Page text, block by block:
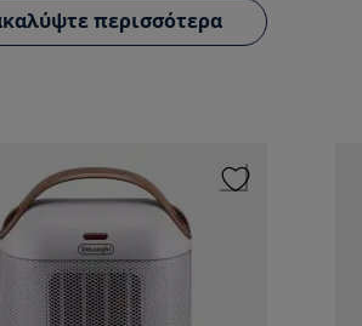
περισσότερα